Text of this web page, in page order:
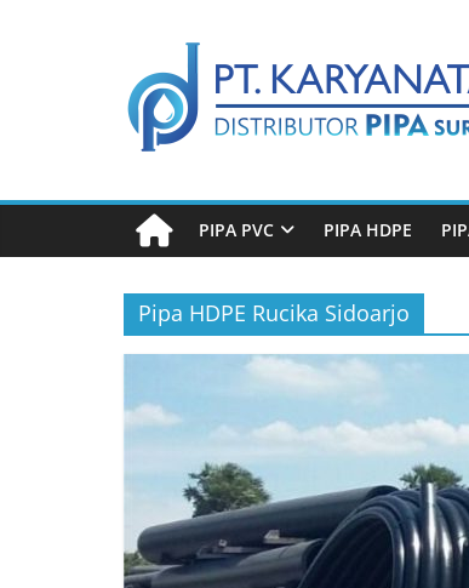
Distributor
Pipa
Surabaya
Melengkapi
kebutuhanmu
PIPA PVC PIPA HDPE
Pipa HDPE Rucika Sidoarjo